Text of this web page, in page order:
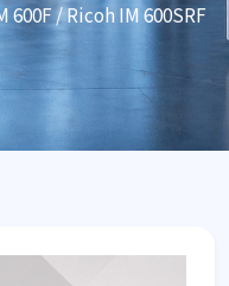
600F / Ricoh IM 600SRF